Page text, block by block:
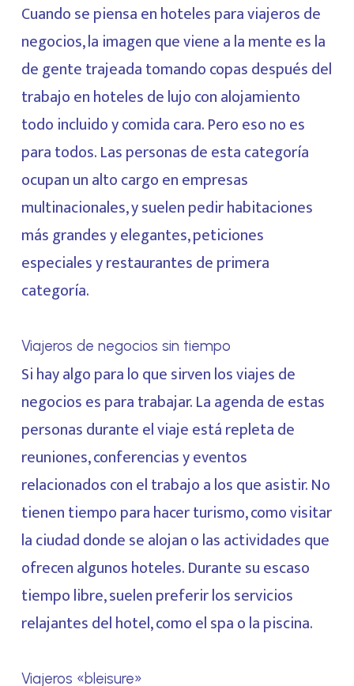
Cuando se piensa en hoteles para viajeros de
negocios, la imagen que viene a la mente es la
de gente trajeada tomando copas después del
trabajo en hoteles de lujo con alojamiento
todo incluido y comida cara. Pero eso no es
para todos. Las personas de esta categoría
ocupan un alto cargo en empresas
multinacionales, y suelen pedir habitaciones
más grandes y elegantes, peticiones
especiales y restaurantes de primera
categoría.
Viajeros de negocios sin tiempo
Si hay algo para lo que sirven los viajes de
negocios es para trabajar. La agenda de estas
personas durante el viaje está repleta de
reuniones, conferencias y eventos
relacionados con el trabajo a los que asistir. No
tienen tiempo para hacer turismo, como visitar
la ciudad donde se alojan o las actividades que
ofrecen algunos hoteles. Durante su escaso
tiempo libre, suelen preferir los servicios
relajantes del hotel, como el spa o la piscina.
Viajeros «bleisure»